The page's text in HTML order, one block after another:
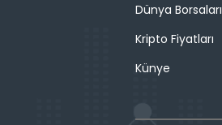
Dünya Borsaları
Kripto Fiyatları
Künye